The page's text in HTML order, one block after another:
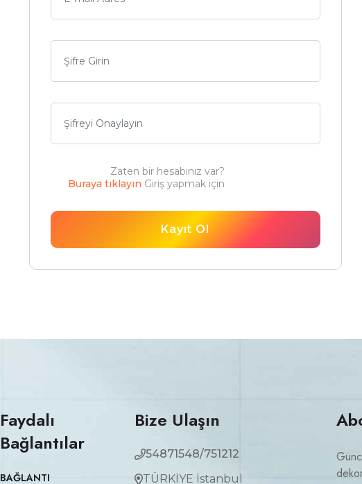
Zaten bir hesabınız var?
Buraya tıklayın Giriş yapmak için
Kayıt Ol
Faydalı
Bağlantılar
BAĞLANTI
Bize Ulaşın
54871548/751212
TÜRKİYE İstanbul